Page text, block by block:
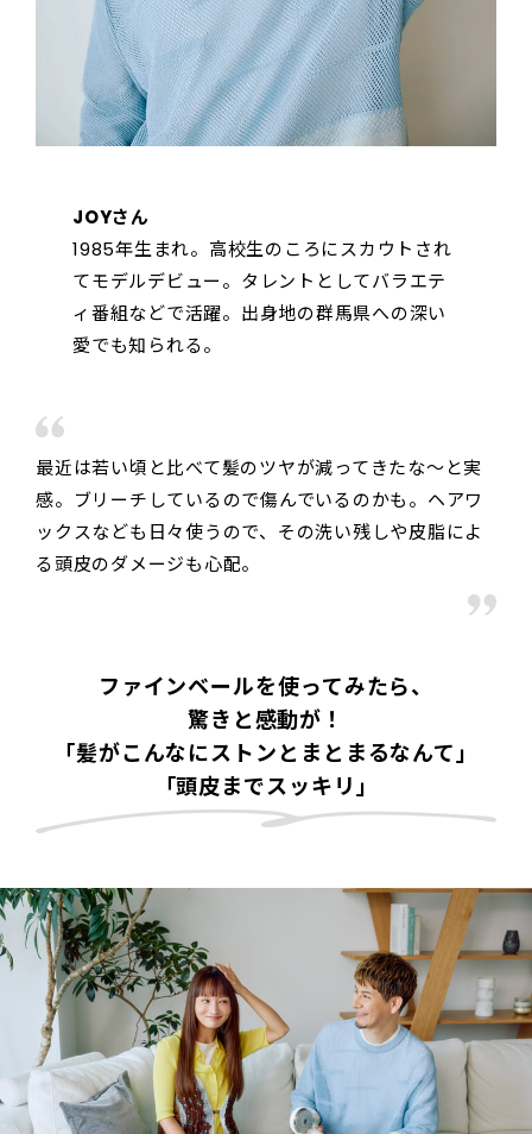
JOYさん
1985年生まれ。高校生のころにスカウトされ
てモデルデビュー。タレントとしてバラエテ
ィ番組などで活躍。出身地の群馬県への深い
愛でも知られる。
最近は若い頃と比べて髪のツヤが減ってきたな～と実
感。ブリーチしているので傷んでいるのかも。ヘアワ
ックスなども日々使うので、その洗い残しや皮脂によ
る頭皮のダメージも心配。
ファインベールを使ってみたら、
驚きと感動が！
「髪がこんなにストンとまとまるなんて」
「頭皮までスッキリ」